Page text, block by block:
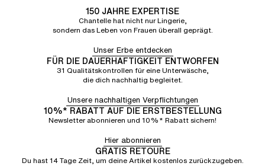
150 JAHRE EXPERTISE
Chantelle hat nicht nur Lingerie,
sondern das Leben von Frauen überall geprägt.
Unser Erbe entdecken
FÜR DIE DAUERHAFTIGKEIT ENTWORFEN
31 Qualitätskontrollen für eine Unterwäsche,
die dich nachhaltig begleitet.
Unsere nachhaltigen Verpflichtungen
10%* RABATT AUF DIE ERSTBESTELLUNG
Newsletter abonnieren und 10%* Rabatt sichern!
Hier abonnieren
GRATIS RETOURE
Du hast 14 Tage Zeit, um deine Artikel kostenlos zurückzugeben.